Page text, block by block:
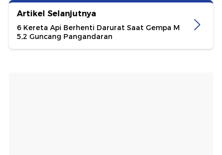
Artikel Selanjutnya
6 Kereta Api Berhenti Darurat Saat Gempa M
5,2 Guncang Pangandaran